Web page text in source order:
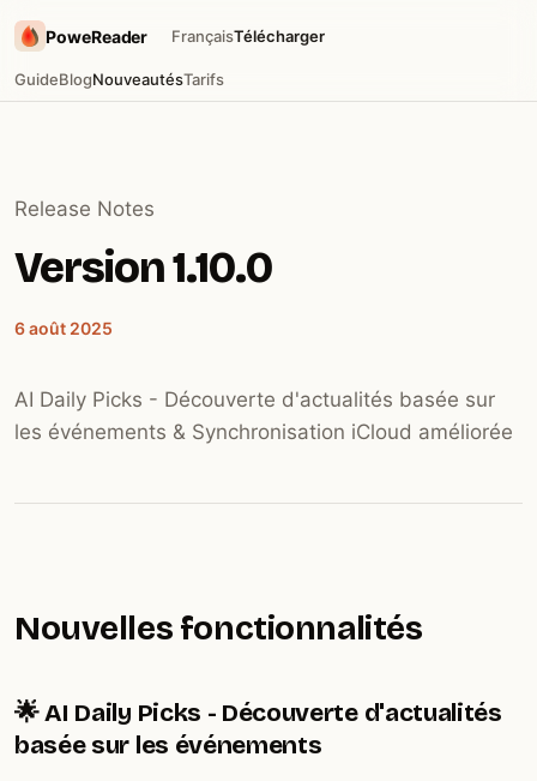
PoweReader
GuideBlogNouveautésTarifs
FrançaisTélécharger
Release Notes
Version 1.10.0
6 août 2025
AI Daily Picks - Découverte d'actualités basée sur
les événements & Synchronisation iCloud améliorée
Nouvelles fonctionnalités
🌟 AI Daily Picks - Découverte d'actualités
basée sur les événements